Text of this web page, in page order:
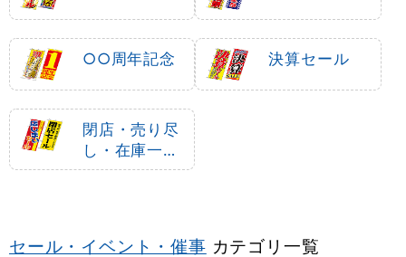
○○周年記念 決算セール
閉店・売り尽
し・在庫一掃
セール
セール・イベント・催事 カテゴリ一覧